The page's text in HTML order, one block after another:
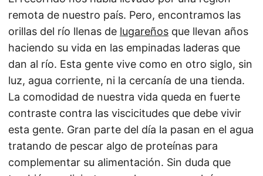
remota de nuestro país. Pero, encontramos las
orillas del río llenas de lugareños que llevan años
haciendo su vida en las empinadas laderas que
dan al río. Esta gente vive como en otro siglo, sin
luz, agua corriente, ni la cercanía de una tienda.
La comodidad de nuestra vida queda en fuerte
contraste contra las viscicitudes que debe vivir
esta gente. Gran parte del día la pasan en el agua
tratando de pescar algo de proteínas para
complementar su alimentación. Sin duda que